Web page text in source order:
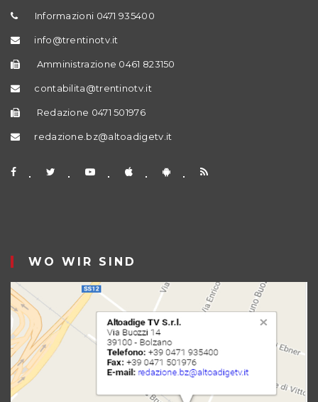
Informazioni 0471 935400
info@trentinotv.it
Amministrazione 0461 823150
contabilita@trentinotv.it
Redazione 0471 501976
redazione.bz@altoadigetv.it
WO WIR SIND